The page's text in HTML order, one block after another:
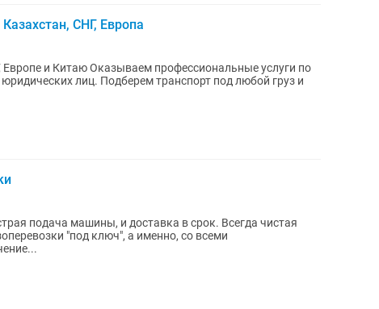
СНГ, Европа
услуги по
лиц. Подберем транспорт под любой груз и